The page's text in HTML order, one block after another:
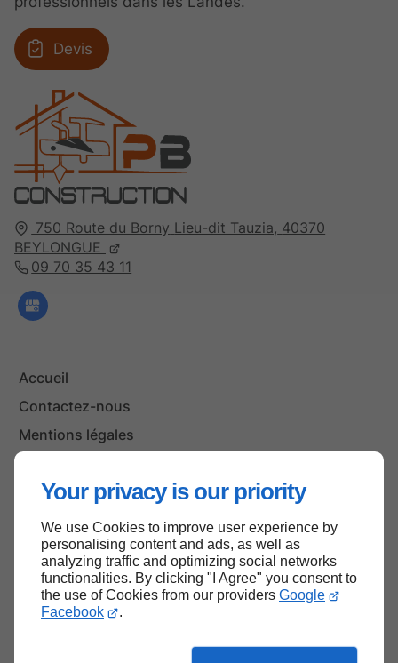
Your privacy is our priority
We use Cookies to improve user experience by
personalising content and ads, as well as
analyzing traffic and optimizing social networks
functionalities. By clicking "I Agree" you consent to
the use of Cookies from our providers Google
Facebook
.
750 Route du Borny Lieu-dit Tauzia, 40370
BEYLONGUE
09 70 35 43 11
Accueil
Contactez-nous
Mentions légales
Devis
Haut de page